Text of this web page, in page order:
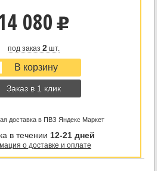
080 u
под заказ 2шт.
Заказ в 1 клик
доставка в ПВЗ Яндекс Маркет
в течении 12-21 дней
о доставке и оплате